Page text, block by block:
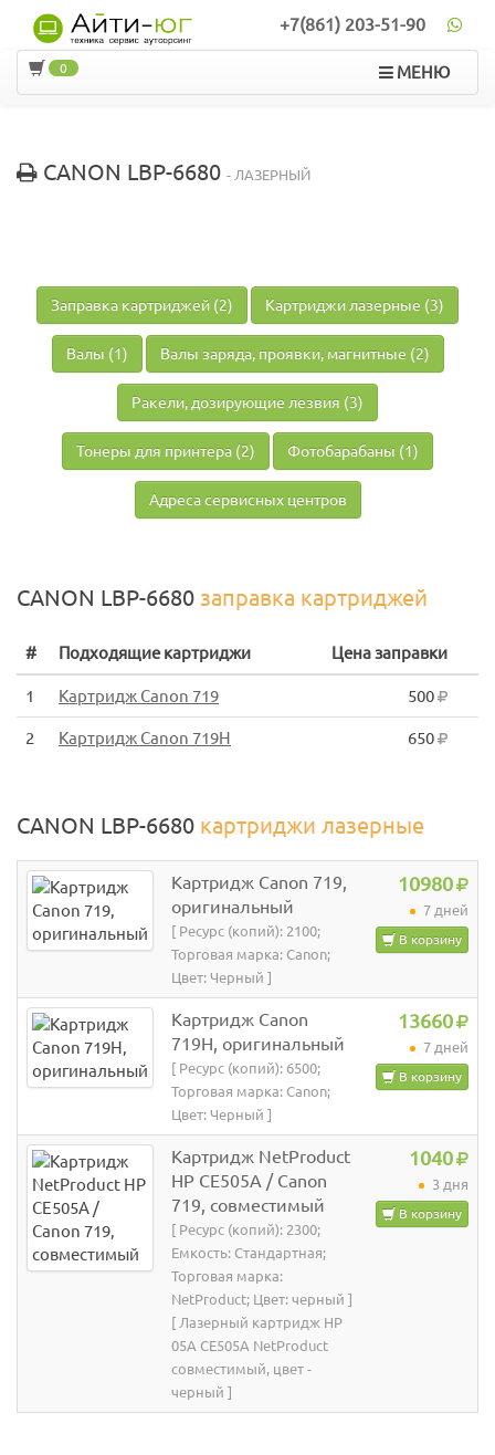
+7(861) 203-51-90
МЕНЮ
0
CANON LBP-6680 - ЛАЗЕРНЫЙ
Заправка картриджей (2) Картриджи лазерные (3)
Валы (1) Валы заряда, проявки, магнитные (2)
Ракели, дозирующие лезвия (3)
Тонеры для принтера (2) Фотобарабаны (1)
Адреса сервисных центров
CANON LBP-6680 заправка картриджей
# Подходящие картриджи Цена заправки
1 Картридж Canon 719 500
2 Картридж Canon 719H 650
CANON LBP-6680 картриджи лазерные
Картридж Canon 719,
оригинальный
[ Ресурс (копий): 2100;
Торговая марка: Canon;
Цвет: Черный ]
10980
7 дней
В корзину
Картридж Canon
719H, оригинальный
[ Ресурс (копий): 6500;
Торговая марка: Canon;
Цвет: Черный ]
13660
7 дней
В корзину
Картридж NetProduct
HP CE505A / Canon
719, совместимый
[ Ресурс (копий): 2300;
Емкость: Стандартная;
Торговая марка:
NetProduct; Цвет: черный ]
[ Лазерный картридж HP
05A CE505A NetProduct
совместимый, цвет -
черный ]
1040
3 дня
В корзину